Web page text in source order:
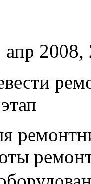
апр 2008,